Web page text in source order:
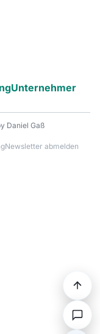
Unternehmer
Daniel Gaß
Newsletter abmelden